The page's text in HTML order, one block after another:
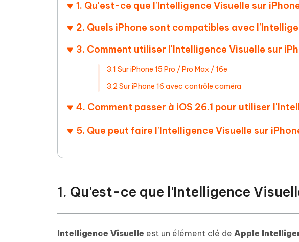
1. Qu'est-ce que l'Intelligence Visuelle sur
2. Quels iPhone sont compatibles avec
3. Comment utiliser l'Intelligence Visuelle sur
3.1 Sur iPhone 15 Pro / Pro Max / 16e
3.2 Sur iPhone 16 avec contrôle caméra
4. Comment passer à iOS 26.1 pour utiliser
5. Que peut faire l'Intelligence Visuelle sur
1. Qu'est-ce que l'Intelligence
Intelligence Visuelle est un élément clé de Apple